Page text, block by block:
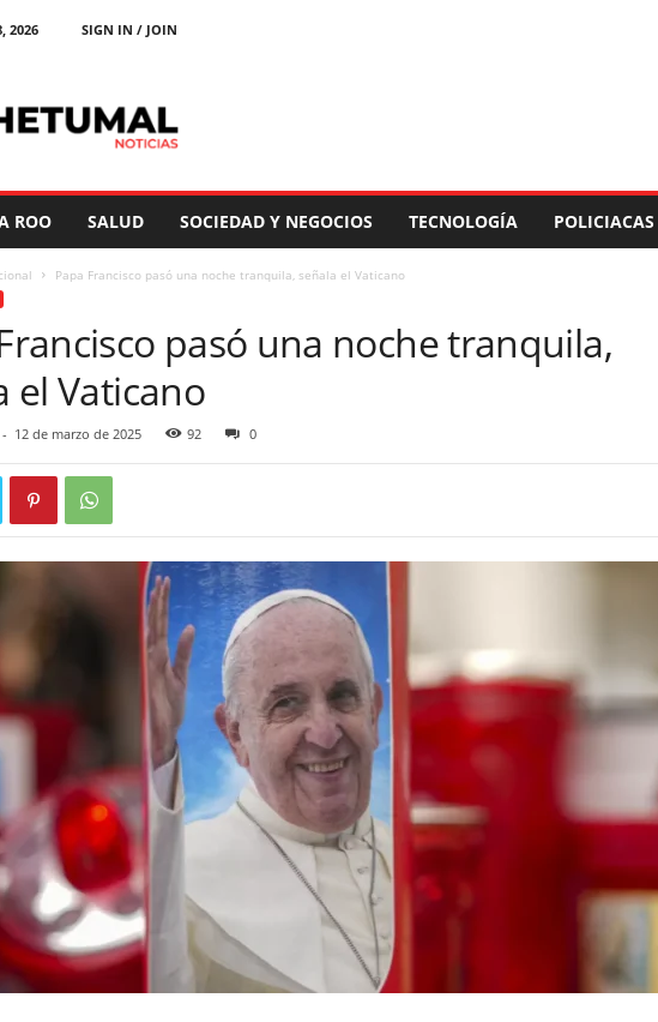
2026
SIGN IN / JOIN
ROO SALUD SOCIEDAD Y NEGOCIOS TECNOLOGÍA POLICIACAS
Papa Francisco pasó una noche tranquila, señala el Vaticano
pasó una noche tranquila,
el Vaticano
12 de marzo de 2025 92 0